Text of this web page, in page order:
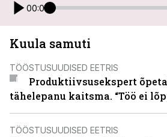
00:00
Kuula samuti
TÖÖSTUSUUDISED EETRIS
Produktiivsusekspert
tähelepanu kaitsma. “Töö ei
TÖÖSTUSUUDISED EETRIS